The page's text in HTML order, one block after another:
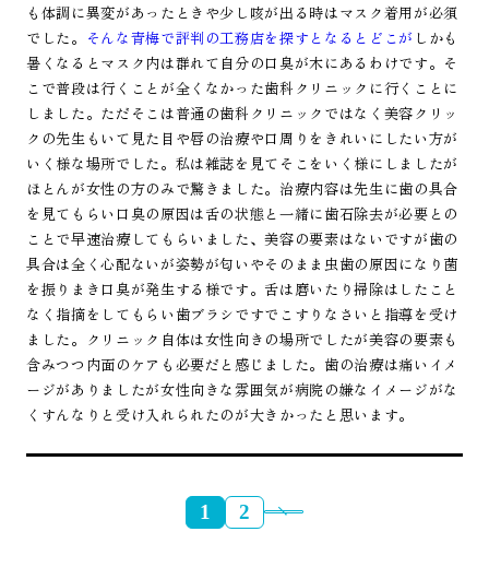
も体調に異変があったときや少し咳が出る時はマスク着用が必須
でした。 そんな青梅で評判の工務店を探すとなるとどこが しかも
暑くなるとマスク内は群れて自分の口臭が木にあるわけです。そ
こで普段は行くことが全くなかった歯科クリニックに行くことに
しました。ただそこは普通の歯科クリニックではなく美容クリッ
クの先生もいて見た目や唇の治療や口周りをきれいにしたい方が
いく様な場所でした。私は雑誌を見てそこをいく様にしましたが
ほとんが女性の方のみで驚きました。治療内容は先生に歯の具合
を見てもらい口臭の原因は舌の状態と一緒に歯石除去が必要との
ことで早速治療してもらいました、美容の要素はないですが歯の
具合は全く心配ないが姿勢が匂いやそのまま虫歯の原因になり菌
を振りまき口臭が発生する様です。舌は磨いたり掃除はしたこと
なく指摘をしてもらい歯ブラシですでこすりなさいと指導を受け
ました。クリニック自体は女性向きの場所でしたが美容の要素も
含みつつ内面のケアも必要だと感じました。歯の治療は痛いイメ
ージがありましたが女性向きな雰囲気が病院の嫌なイメージがな
くすんなりと受け入れられたのが大きかったと思います。
1 2